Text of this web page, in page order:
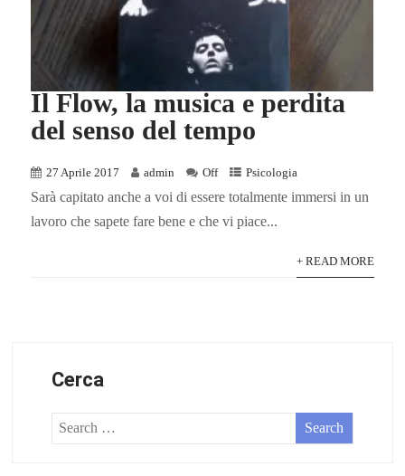
Il Flow, la musica e perdita
del senso del tempo
27 Aprile 2017 admin Off Psicologia
Sarà capitato anche a voi di essere totalmente immersi in un
lavoro che sapete fare bene e che vi piace...
+ READ MORE
Cerca